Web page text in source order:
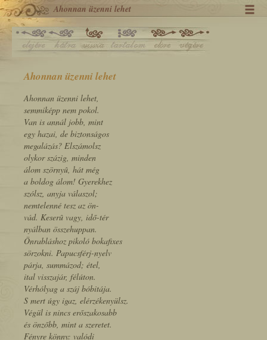
Ahonnan üzenni lehet
Ahonnan üzenni lehet
Ahonnan üzenni lehet,
semmiképp nem pokol.
Van is annál jobb, mint
egy hazai, de biztonságos
megalázás? Elszámolsz
olykor százig, minden
álom szörnyû, hát még
a boldog álom! Gyerekhez
szólsz, anyja válaszol;
nemtelenné tesz az ön-
vád. Keserû vagy, idő-tér
nyálban összehuppan.
Önrabláshoz pikoló bokafixes
sörzokni. Papucsférj-nyelv
párja, summázod; étel,
ital visszajár, félúton.
Vérhólyag a száj bóbitája.
S mert úgy igaz, elérzékenyülsz.
Végül is nincs erőszakosabb
és önzőbb, mint a szeretet.
Fényre könny: valódi